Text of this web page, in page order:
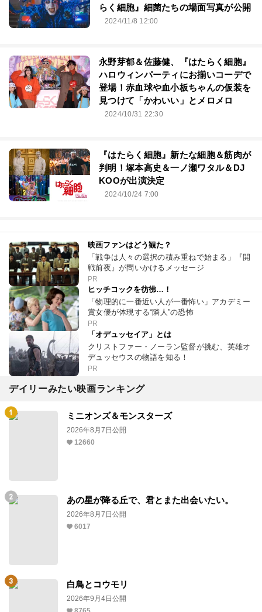
らく細胞』細菌たちの場面写真が公開
2024/11/8 12:00
永野芽郁＆佐藤健、『はたらく細胞』
ハロウィンパーティにお揃いコーデで
登場！赤血球や血小板ちゃんの仮装を
見つけて「かわいい」とメロメロ
2024/10/31 22:30
『はたらく細胞』新たな細胞＆筋肉が
判明！塚本高史＆一ノ瀬ワタル＆DJ
KOOが出演決定
2024/10/24 7:00
映画ファンはどう観た？
「戦争は人々の選択の積み重ねで始まる」『開
戦前夜』が問いかけるメッセージ
PR
ヒッチコックを彷彿…！
「物理的に一番近い人が一番怖い」アカデミー
賞女優が体現する“隣人”の恐怖
PR
「オデュッセイア」とは
クリストファー・ノーラン監督が挑む、英雄オ
デュッセウスの物語を知る！
PR
デイリーみたい映画ランキング
ミニオンズ＆モンスターズ
2026年8月7日公開
12660
あの星が降る丘で、君とまた出会いたい。
2026年8月7日公開
6017
白鳥とコウモリ
2026年9月4日公開